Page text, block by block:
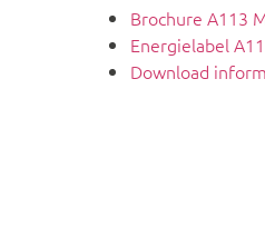
Brochure A113
Energielabel
Download